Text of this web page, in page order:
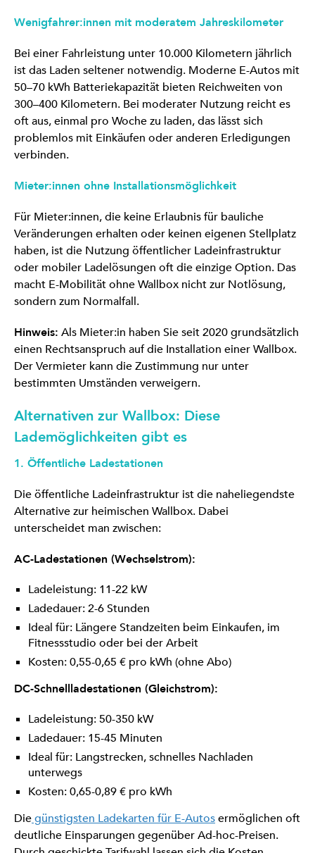
Wenigfahrer:innen mit moderatem Jahreskilometer
Bei einer Fahrleistung unter 10.000 Kilometern jährlich
ist das Laden seltener notwendig. Moderne E-Autos mit
50–70 kWh Batteriekapazität bieten Reichweiten von
300–400 Kilometern. Bei moderater Nutzung reicht es
oft aus, einmal pro Woche zu laden, das lässt sich
problemlos mit Einkäufen oder anderen Erledigungen
verbinden.
Mieter:innen ohne Installationsmöglichkeit
Für Mieter:innen, die keine Erlaubnis für bauliche
Veränderungen erhalten oder keinen eigenen Stellplatz
haben, ist die Nutzung öffentlicher Ladeinfrastruktur
oder mobiler Ladelösungen oft die einzige Option. Das
macht E-Mobilität ohne Wallbox nicht zur Notlösung,
sondern zum Normalfall.
Hinweis: Als Mieter:in haben Sie seit 2020 grundsätzlich
einen Rechtsanspruch auf die Installation einer Wallbox.
Der Vermieter kann die Zustimmung nur unter
bestimmten Umständen verweigern.
Alternativen zur Wallbox: Diese
Lademöglichkeiten gibt es
1. Öffentliche Ladestationen
Die öffentliche Ladeinfrastruktur ist die naheliegendste
Alternative zur heimischen Wallbox. Dabei
unterscheidet man zwischen:
AC-Ladestationen (Wechselstrom):
Ladeleistung: 11-22 kW
Ladedauer: 2-6 Stunden
Ideal für: Längere Standzeiten beim Einkaufen, im
Fitnessstudio oder bei der Arbeit
Kosten: 0,55-0,65 € pro kWh (ohne Abo)
DC-Schnellladestationen (Gleichstrom):
Ladeleistung: 50-350 kW
Ladedauer: 15-45 Minuten
Ideal für: Langstrecken, schnelles Nachladen
unterwegs
Kosten: 0,65-0,89 € pro kWh
Diegünstigsten Ladekarten für E-Autosermöglichen oft
deutliche Einsparungen gegenüber Ad-hoc-Preisen.